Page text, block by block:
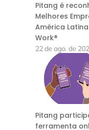
Pitang é
Melhores
América
Work®
22 de ago. de
Pitang
ferramenta